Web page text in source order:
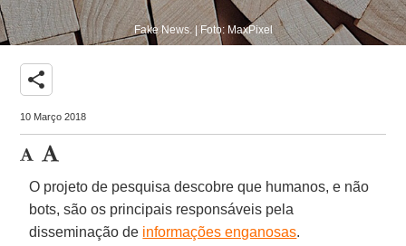
Fake News. | Foto: MaxPixel
share
10 Março 2018
O projeto de pesquisa descobre que humanos, e não
bots, são os principais responsáveis pela
disseminação de informações enganosas.